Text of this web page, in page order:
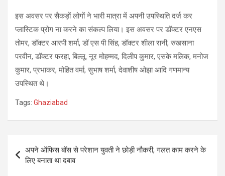
इस अवसर पर सैकड़ों लोगों ने भारी मात्रा में अपनी उपस्थिति दर्ज कर
प्लास्टिक प्रोग ना करने का संकल्प लिया। इस अवसर पर डॉक्टर एनएस
तोमर, डॉक्टर आरपी शर्मा, डॉ एस पी सिंह, डॉक्टर शीला रानी, रुखसाना
परवीन, डॉक्टर फरहा, बिल्लू, नूर मोहम्मद, दिलीप कुमार, एसके मलिक, मनोज
कुमार, प्रभाकर, मोहित वर्मा, सुभाष शर्मा, देवाशीष ओझा आदि गणमान्य
उपस्थित थे।
Tags: Ghaziabad
navigation
अपने ऑफिस बॉस से परेशान युवती ने छोड़ी नौकरी, गलत काम करने के
लिए बनाता था दबाव